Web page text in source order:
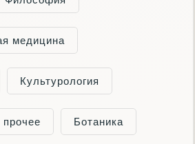
медицина
Культурология
Ботаника